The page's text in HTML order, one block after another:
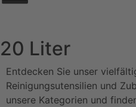
20 Liter
Entdecken Sie unser
Reinigungsutensilien und
unsere Kategorien und